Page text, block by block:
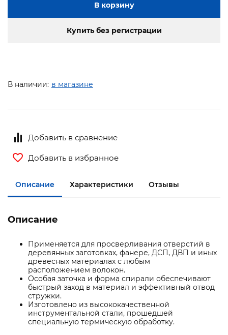
В корзину
Купить без регистрации
В наличии: в магазине
Добавить в сравнение
Добавить в избранное
Описание Характеристики Отзывы
Описание
Применяется для просверливания отверстий в
деревянных заготовках, фанере, ДСП, ДВП и иных
древесных материалах с любым
расположением волокон.
Особая заточка и форма спирали обеспечивают
быстрый заход в материал и эффективный отвод
стружки.
Изготовлено из высококачественной
инструментальной стали, прошедшей
специальную термическую обработку.